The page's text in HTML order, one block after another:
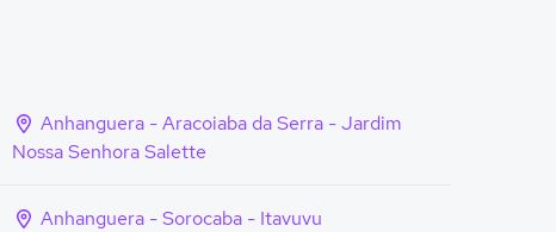
Anhanguera - Aracoiaba da Serra - Jardim
Nossa Senhora Salette
Anhanguera - Sorocaba - Itavuvu